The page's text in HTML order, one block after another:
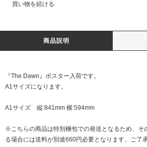
買い物を続ける
商品説明
『The Dawn』ポスター入荷です。
A1サイズになります。
A1サイズ 縦:841mm 横:594mm
※こちらの商品は特別梱包での発送となるため、そ
る場合には送料が別途660円必要となります。ご了